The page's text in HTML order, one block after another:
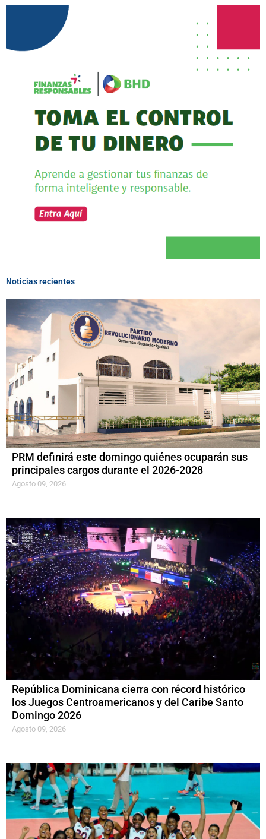
Noticias recientes
PRM definirá este domingo quiénes ocuparán sus
principales cargos durante el 2026-2028
Agosto 09, 2026
República Dominicana cierra con récord histórico
los Juegos Centroamericanos y del Caribe Santo
Domingo 2026
Agosto 09, 2026